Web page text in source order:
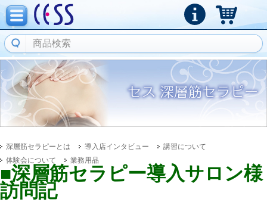
深層筋セラピーとは 導入店インタビュー
講習について
体験会について
業務用品
■深層筋セラピー導入サロン様
訪問記